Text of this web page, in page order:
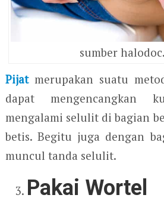
sumber
Pijatmerupakan suatu
dapat mengencangkan
mengalami selulit di bagian
betis. Begitu juga dengan
muncul tanda selulit.
Pakai Wortel